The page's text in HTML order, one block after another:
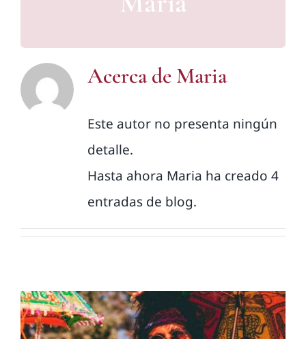
Voluntariado Acerca de Maria
Este autor no presenta ningún
detalle.
Hasta ahora Maria ha creado 4
entradas de blog.